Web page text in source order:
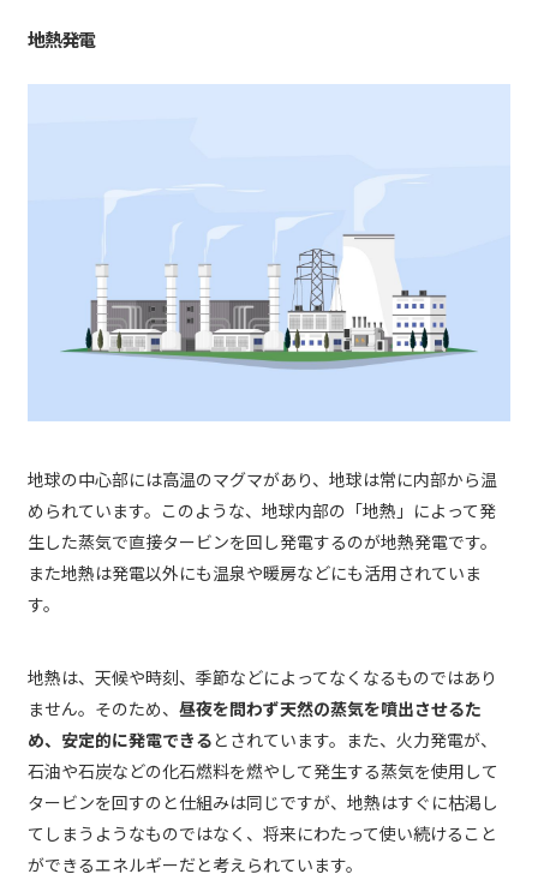
地熱発電
地球の中心部には高温のマグマがあり、地球は常に内部から温
められています。このような、地球内部の「地熱」によって発
生した蒸気で直接タービンを回し発電するのが地熱発電です。
また地熱は発電以外にも温泉や暖房などにも活用されていま
す。
地熱は、天候や時刻、季節などによってなくなるものではあり
ません。そのため、 昼夜を問わず天然の蒸気を噴出させるた
め、安定的に発電できるとされています。また、火力発電が、
石油や石炭などの化石燃料を燃やして発生する蒸気を使用して
タービンを回すのと仕組みは同じですが、地熱はすぐに枯渇し
てしまうようなものではなく、将来にわたって使い続けること
ができるエネルギーだと考えられています。